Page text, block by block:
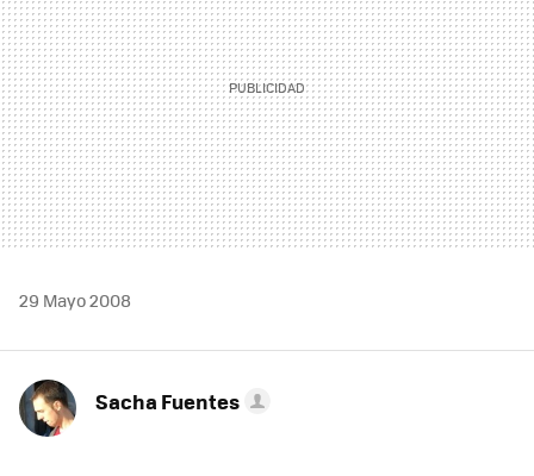
29 Mayo 2008
Sacha Fuentes